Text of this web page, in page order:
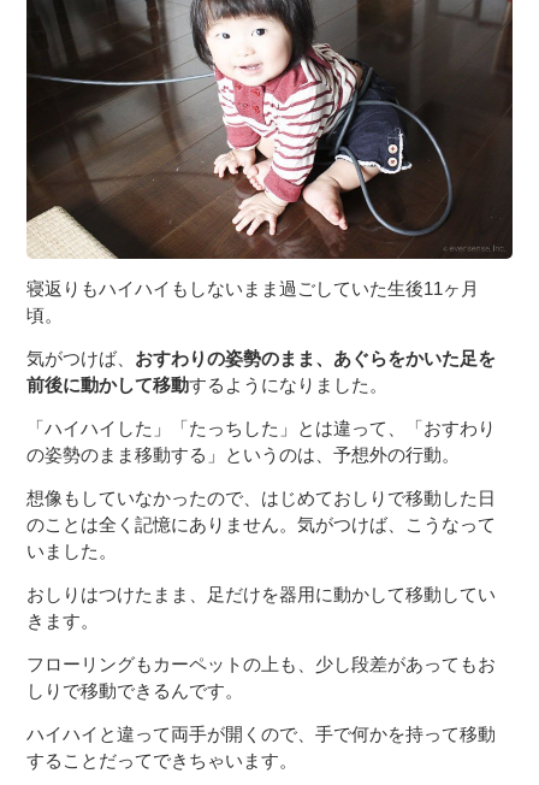
寝返りもハイハイもしないまま過ごしていた生後11ヶ月
頃。
気がつけば、 おすわりの姿勢のまま、あぐらをかいた足を
前後に動かして移動するようになりました。
「ハイハイした」「たっちした」とは違って、「おすわり
の姿勢のまま移動する」というのは、予想外の行動。
想像もしていなかったので、はじめておしりで移動した日
のことは全く記憶にありません。気がつけば、こうなって
いました。
おしりはつけたまま、足だけを器用に動かして移動してい
きます。
フローリングもカーペットの上も、少し段差があってもお
しりで移動できるんです。
ハイハイと違って両手が開くので、手で何かを持って移動
することだってできちゃいます。